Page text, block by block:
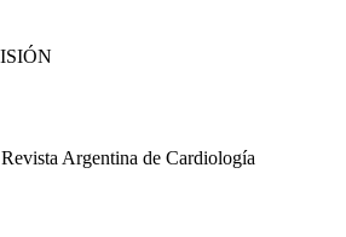
Argentina de Cardiología